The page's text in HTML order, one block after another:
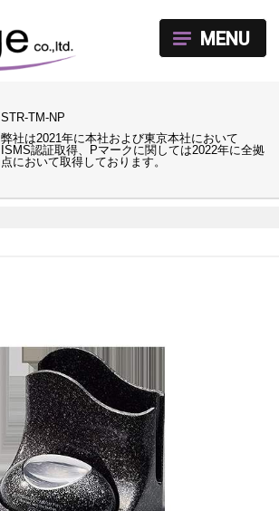
STR-TM-NP
弊社は2021年に本社および東京本社において
ISMS認証取得、Pマークに関しては2022年に全拠
点において取得しております。
MENU